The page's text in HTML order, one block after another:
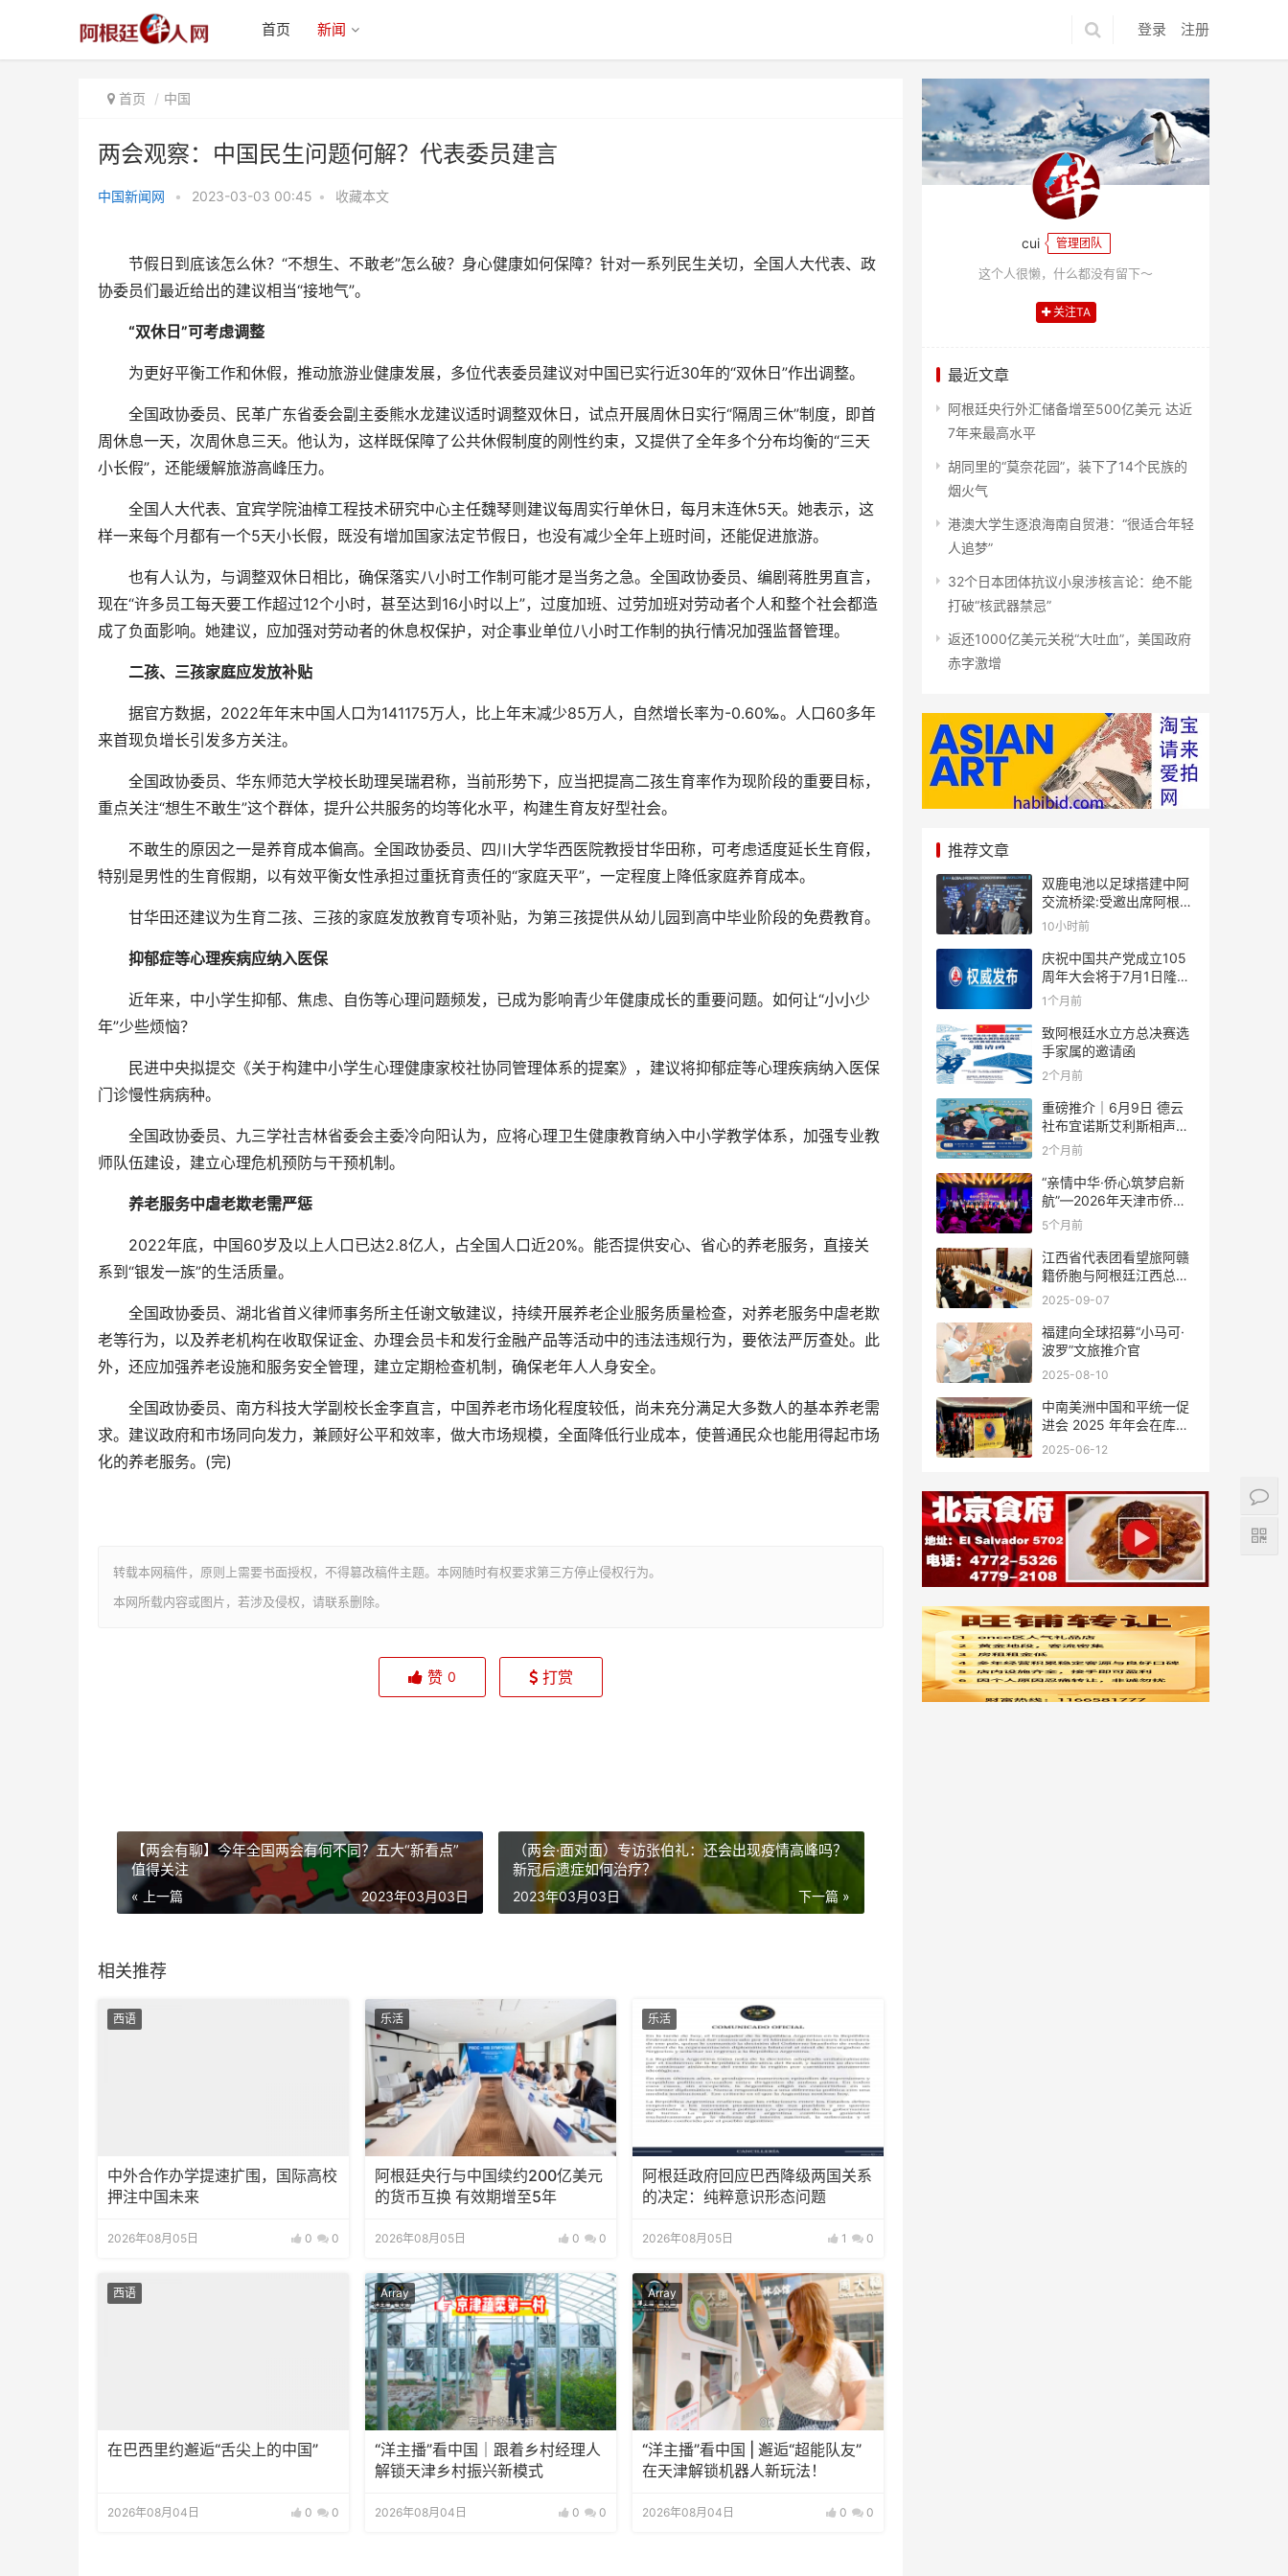
登录 注册
首页 新闻
首页 中国
两会观察：中国民生问题何解？代表委员建言
中国新闻网 • 2023-03-03 00:45 • 收藏本文
节假日到底该怎么休？“不想生、不敢老”怎么破？身心健康如何保障？针对一系列民生关切，全国人大代表、政
协委员们最近给出的建议相当“接地气”。
“双休日”可考虑调整
为更好平衡工作和休假，推动旅游业健康发展，多位代表委员建议对中国已实行近30年的“双休日”作出调整。
全国政协委员、民革广东省委会副主委熊水龙建议适时调整双休日，试点开展周休日实行“隔周三休”制度，即首
周休息一天，次周休息三天。他认为，这样既保障了公共休假制度的刚性约束，又提供了全年多个分布均衡的“三天
小长假”，还能缓解旅游高峰压力。
全国人大代表、宜宾学院油樟工程技术研究中心主任魏琴则建议每周实行单休日，每月末连休5天。她表示，这
样一来每个月都有一个5天小长假，既没有增加国家法定节假日，也没有减少全年上班时间，还能促进旅游。
也有人认为，与调整双休日相比，确保落实八小时工作制可能才是当务之急。全国政协委员、编剧蒋胜男直言，
现在“许多员工每天要工作超过12个小时，甚至达到16小时以上”，过度加班、过劳加班对劳动者个人和整个社会都造
成了负面影响。她建议，应加强对劳动者的休息权保护，对企事业单位八小时工作制的执行情况加强监督管理。
二孩、三孩家庭应发放补贴
据官方数据，2022年年末中国人口为141175万人，比上年末减少85万人，自然增长率为-0.60‰。人口60多年
来首现负增长引发多方关注。
全国政协委员、华东师范大学校长助理吴瑞君称，当前形势下，应当把提高二孩生育率作为现阶段的重要目标，
重点关注“想生不敢生”这个群体，提升公共服务的均等化水平，构建生育友好型社会。
不敢生的原因之一是养育成本偏高。全国政协委员、四川大学华西医院教授甘华田称，可考虑适度延长生育假，
特别是男性的生育假期，以有效平衡女性承担过重抚育责任的“家庭天平”，一定程度上降低家庭养育成本。
甘华田还建议为生育二孩、三孩的家庭发放教育专项补贴，为第三孩提供从幼儿园到高中毕业阶段的免费教育。
抑郁症等心理疾病应纳入医保
近年来，中小学生抑郁、焦虑、自伤等心理问题频发，已成为影响青少年健康成长的重要问题。如何让“小小少
年”少些烦恼？
民进中央拟提交《关于构建中小学生心理健康家校社协同管理体系的提案》，建议将抑郁症等心理疾病纳入医保
门诊慢性病病种。
全国政协委员、九三学社吉林省委会主委冷向阳认为，应将心理卫生健康教育纳入中小学教学体系，加强专业教
师队伍建设，建立心理危机预防与干预机制。
养老服务中虐老欺老需严惩
2022年底，中国60岁及以上人口已达2.8亿人，占全国人口近20%。能否提供安心、省心的养老服务，直接关
系到“银发一族”的生活质量。
全国政协委员、湖北省首义律师事务所主任谢文敏建议，持续开展养老企业服务质量检查，对养老服务中虐老欺
老等行为，以及养老机构在收取保证金、办理会员卡和发行金融产品等活动中的违法违规行为，要依法严厉查处。此
外，还应加强养老设施和服务安全管理，建立定期检查机制，确保老年人人身安全。
全国政协委员、南方科技大学副校长金李直言，中国养老市场化程度较低，尚未充分满足大多数人的基本养老需
求。建议政府和市场同向发力，兼顾好公平和效率，做大市场规模，全面降低行业成本，使普通民众也能用得起市场
化的养老服务。(完)
转载本网稿件，原则上需要书面授权，不得篡改稿件主题。本网随时有权要求第三方停止侵权行为。
本网所载内容或图片，若涉及侵权，请联系删除。
赞 0 打赏
【两会有聊】今年全国两会有何不同？五大“新看点”
值得关注
« 上一篇 2023年03月03日
（两会·面对面）专访张伯礼：还会出现疫情高峰吗？
新冠后遗症如何治疗？
下一篇 »
2023年03月03日
相关推荐
西语
中外合作办学提速扩围，国际高校
押注中国未来
2026年08月05日 0 0
乐活
阿根廷央行与中国续约200亿美元
的货币互换 有效期增至5年
2026年08月05日 0 0
乐活
阿根廷政府回应巴西降级两国关系
的决定：纯粹意识形态问题
2026年08月05日 1 0
西语
在巴西里约邂逅“舌尖上的中国”
2026年08月04日 0 0
Array
“洋主播”看中国｜跟着乡村经理人
解锁天津乡村振兴新模式
2026年08月04日 0 0
Array
“洋主播”看中国 | 邂逅“超能队友”
在天津解锁机器人新玩法！
2026年08月04日 0 0
cui 管理团队
这个人很懒，什么都没有留下～
关注TA
最近文章
阿根廷央行外汇储备增至500亿美元 达近
7年来最高水平
胡同里的“莫奈花园”，装下了14个民族的
烟火气
港澳大学生逐浪海南自贸港：“很适合年轻
人追梦”
32个日本团体抗议小泉涉核言论：绝不能
打破“核武器禁忌”
返还1000亿美元关税“大吐血”，美国政府
赤字激增
推荐文章
双鹿电池以足球搭建中阿
交流桥梁:受邀出席阿根廷
足协赞助商招待会！
10小时前
庆祝中国共产党成立105
周年大会将于7月1日隆重
举行
1个月前
致阿根廷水立方总决赛选
手家属的邀请函
2个月前
重磅推介｜6月9日 德云
社布宜诺斯艾利斯相声专
场！国风曲艺邂逅南美风
结！
2个月前
“亲情中华·侨心筑梦启新
航”—2026年天津市侨界
新春联谊活动成功举办
5个月前
江西省代表团看望旅阿赣
籍侨胞与阿根廷江西总商
会座谈
2025-09-07
福建向全球招募“小马可·
波罗”文旅推介官
2025-08-10
中南美洲中国和平统一促
进会 2025 年年会在库拉
索圆满举行，共绘反“独”
2025-06-12